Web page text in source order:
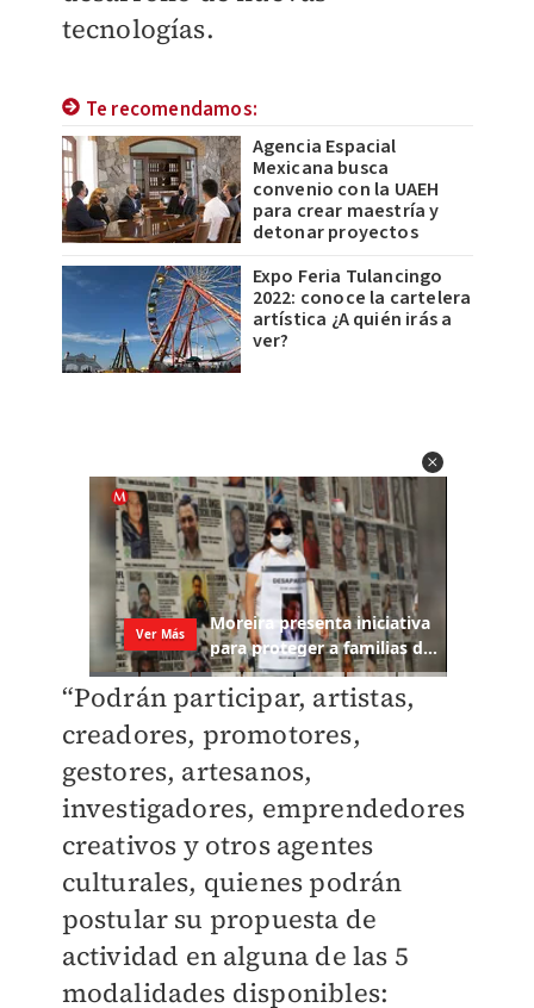
tecnologías.
Te recomendamos:
Agencia Espacial
Mexicana busca
convenio con la UAEH
para crear maestría y
detonar proyectos
Expo Feria Tulancingo
2022: conoce la cartelera
artística ¿A quién irás a
ver?
“Podrán participar, artistas,
creadores, promotores,
gestores, artesanos,
investigadores, emprendedores
creativos y otros agentes
culturales, quienes podrán
postular su propuesta de
actividad en alguna de las 5
modalidades disponibles: